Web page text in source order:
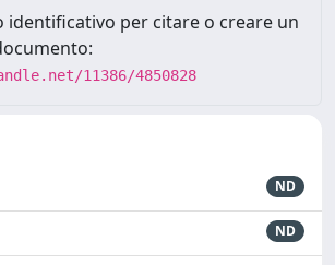
identificativo per citare o creare un
11386/4850828
ND
ND